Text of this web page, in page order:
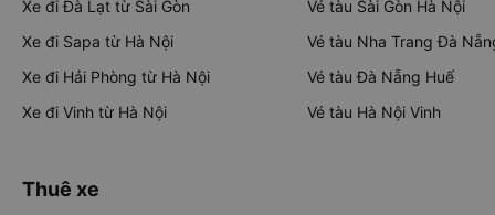
Xe đi Đà Lạt từ Sài Gòn
Xe đi Sapa từ Hà Nội
Xe đi Hải Phòng từ Hà Nội
Xe đi Vinh từ Hà Nội
Vé tàu Sài Gòn Hà Nội
Vé tàu Nha Trang Đà
Vé tàu Đà Nẵng Huế
Vé tàu Hà Nội Vinh
Thuê xe